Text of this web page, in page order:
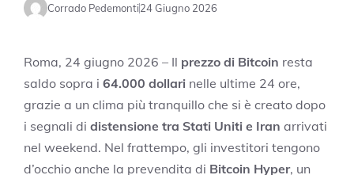
Corrado Pedemonti24 Giugno 2026
Roma, 24 giugno 2026 – Il prezzo di Bitcoin resta
saldo sopra i 64.000 dollari nelle ultime 24 ore,
grazie a un clima più tranquillo che si è creato dopo
i segnali di distensione tra Stati Uniti e Iran arrivati
nel weekend. Nel frattempo, gli investitori tengono
d’occhio anche la prevendita di Bitcoin Hyper, un